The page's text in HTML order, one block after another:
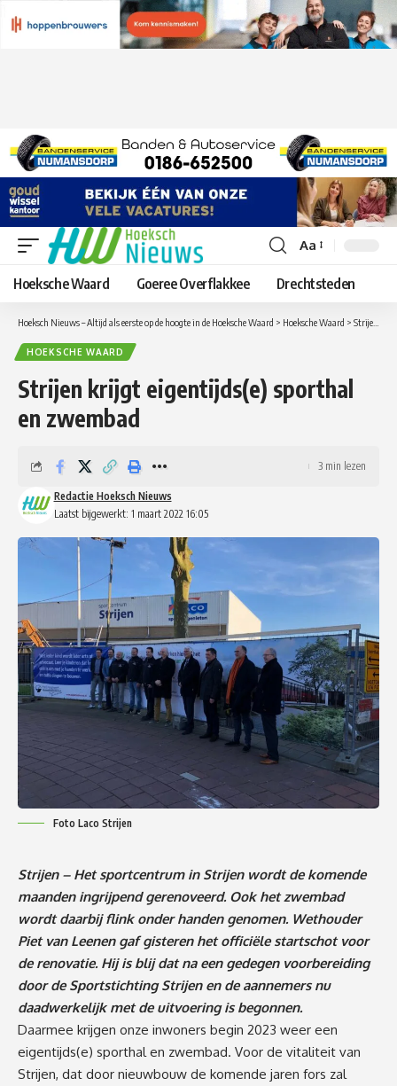
Lettergrootte
aanpassen
Aa
Hoeksche Waard Goeree Overflakkee Drechtsteden
Hoeksch Nieuws – Altijd als eerste op de hoogte in de Hoeksche Waard > Hoeksche Waard > Strijen krijgt eigentijds(e) sporthal en zwembad
HOEKSCHE WAARD
Strijen krijgt eigentijds(e) sporthal
en zwembad
Laatst bijgewerkt: 1 maart 2022 16:05
Redactie Hoeksch Nieuws
3 min lezen
Foto Laco Strijen
Strijen – Het sportcentrum in Strijen wordt de komende
maanden ingrijpend gerenoveerd. Ook het zwembad
wordt daarbij flink onder handen genomen. Wethouder
Piet van Leenen gaf gisteren het officiële startschot voor
de renovatie. Hij is blij dat na een gedegen voorbereiding
door de Sportstichting Strijen en de aannemers nu
daadwerkelijk met de uitvoering is begonnen.
Daarmee krijgen onze inwoners begin 2023 weer een
eigentijds(e) sporthal en zwembad. Voor de vitaliteit van
Strijen, dat door nieuwbouw de komende jaren fors zal